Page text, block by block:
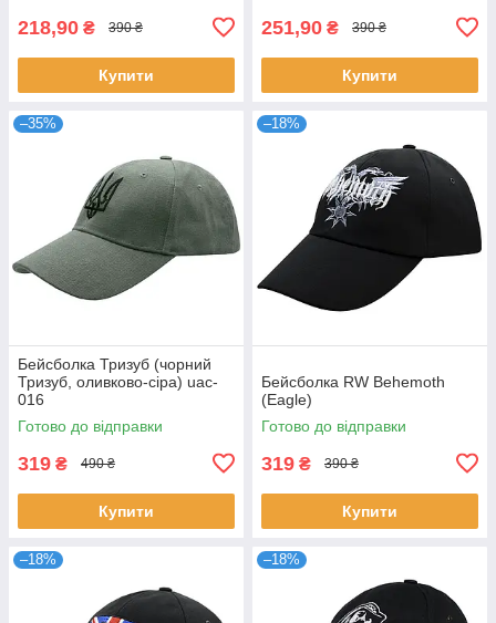
218,90 ₴ 390 ₴
Купити
251,90 ₴ 390 ₴
Купити
–35%
Бейсболка Тризуб (чорний
Тризуб, оливково-сіра) uac-
016
Готово до відправки
319 ₴ 490 ₴
Купити
–18%
Бейсболка RW Behemoth
(Eagle)
Готово до відправки
319 ₴ 390 ₴
Купити
–18% –18%